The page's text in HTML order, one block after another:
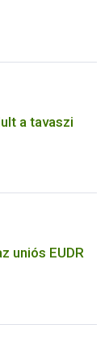
a tavaszi
uniós EUDR